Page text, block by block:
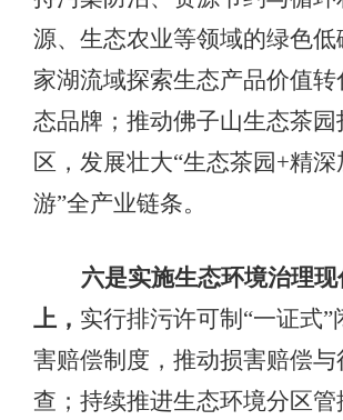
源、生态农业等领域的绿色
家湖流域探索生态产品价值
态品牌；推动佛子山生态茶
区，发展壮大“生态茶园+精深
游”全产业链条。
六是实施生态环境治理
上， 实行排污许可制 “一证式
害赔偿制度，推动损害赔偿
查； 持续推进生态环境分区